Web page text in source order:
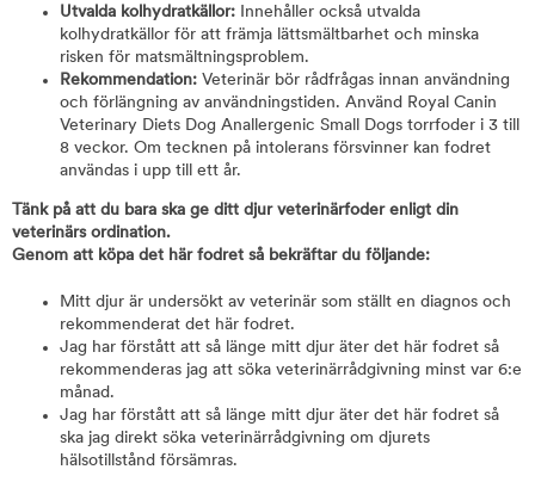
Utvalda kolhydratkällor: Innehåller också utvalda
kolhydratkällor för att främja lättsmältbarhet och minska
risken för matsmältningsproblem.
Rekommendation: Veterinär bör rådfrågas innan användning
och förlängning av användningstiden. Använd Royal Canin
Veterinary Diets Dog Anallergenic Small Dogs torrfoder i 3 till
8 veckor. Om tecknen på intolerans försvinner kan fodret
användas i upp till ett år.
Tänk på att du bara ska ge ditt djur veterinärfoder enligt din
veterinärs ordination.
Genom att köpa det här fodret så bekräftar du följande:
Mitt djur är undersökt av veterinär som ställt en diagnos och
rekommenderat det här fodret.
Jag har förstått att så länge mitt djur äter det här fodret så
rekommenderas jag att söka veterinärrådgivning minst var 6:e
månad.
Jag har förstått att så länge mitt djur äter det här fodret så
ska jag direkt söka veterinärrådgivning om djurets
hälsotillstånd försämras.